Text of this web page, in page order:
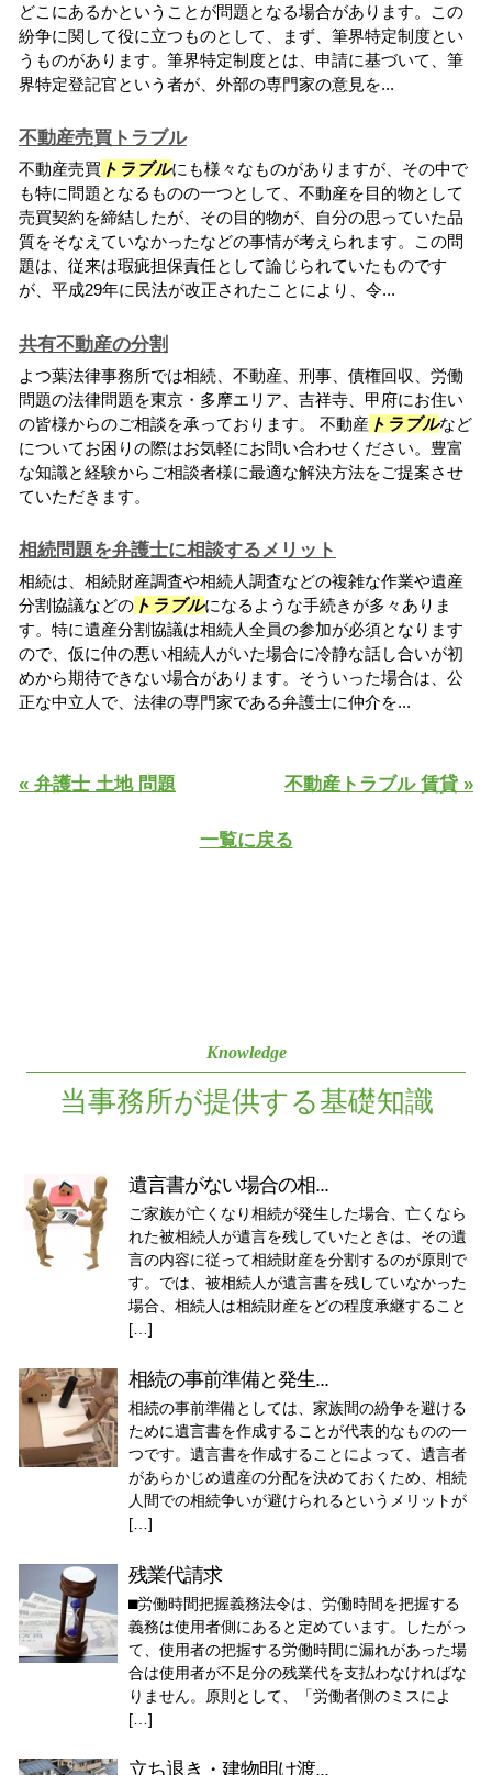
どこにあるかということが問題となる場合があります。この
紛争に関して役に立つものとして、まず、筆界特定制度とい
うものがあります。筆界特定制度とは、申請に基づいて、筆
界特定登記官という者が、外部の専門家の意見を...
不動産売買トラブル
不動産売買 トラブルにも様々なものがありますが、その中で
も特に問題となるものの一つとして、不動産を目的物として
売買契約を締結したが、その目的物が、自分の思っていた品
質をそなえていなかったなどの事情が考えられます。この問
題は、従来は瑕疵担保責任として論じられていたものです
が、平成29年に民法が改正されたことにより、令...
共有不動産の分割
よつ葉法律事務所では相続、不動産、刑事、債権回収、労働
問題の法律問題を東京・多摩エリア、吉祥寺、甲府にお住い
の皆様からのご相談を承っております。 不動産 トラブルなど
についてお困りの際はお気軽にお問い合わせください。豊富
な知識と経験からご相談者様に最適な解決方法をご提案させ
ていただきます。
相続問題を弁護士に相談するメリット
相続は、相続財産調査や相続人調査などの複雑な作業や遺産
分割協議などの トラブルになるような手続きが多々ありま
す。特に遺産分割協議は相続人全員の参加が必須となります
ので、仮に仲の悪い相続人がいた場合に冷静な話し合いが初
めから期待できない場合があります。そういった場合は、公
正な中立人で、法律の専門家である弁護士に仲介を...
« 弁護士 土地 問題 不動産トラブル 賃貸 »
一覧に戻る
Knowledge
当事務所が提供する基礎知識
遺言書がない場合の相...
ご家族が亡くなり相続が発生した場合、亡くなら
れた被相続人が遺言を残していたときは、その遺
言の内容に従って相続財産を分割するのが原則で
す。では、被相続人が遺言書を残していなかった
場合、相続人は相続財産をどの程度承継すること
[…]
相続の事前準備と発生...
相続の事前準備としては、家族間の紛争を避ける
ために遺言書を作成することが代表的なものの一
つです。遺言書を作成することによって、遺言者
があらかじめ遺産の分配を決めておくため、相続
人間での相続争いが避けられるというメリットが
[…]
残業代請求
⬛︎労働時間把握義務法令は、労働時間を把握する
義務は使用者側にあると定めています。したがっ
て、使用者の把握する労働時間に漏れがあった場
合は使用者が不足分の残業代を支払わなければな
りません。原則として、「労働者側のミスによ
[…]
立ち退き・建物明け渡...